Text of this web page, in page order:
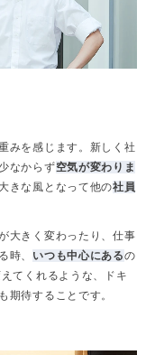
みを感じます。新しく社
なからず空気が変わりま
きな風となって他の社員
大きく変わったり、仕事
時、 いつも中心にあるの
てくれるような、ドキ
期待することです。